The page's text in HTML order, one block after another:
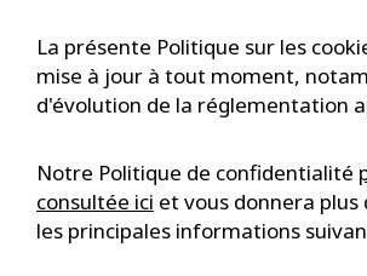
La présente Politique sur les
mise à jour à tout moment,
d'évolution de la réglementation
Notre Politique de confidentialité
consultée ici et vous donnera plus
les principales informations